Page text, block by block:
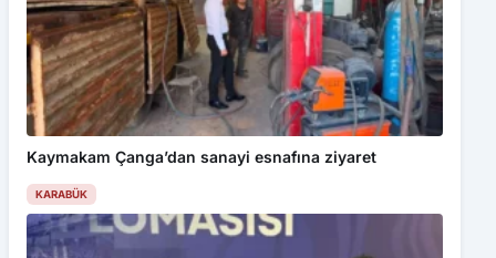
Kaymakam Çanga’dan sanayi esnafına ziyaret
KARABÜK